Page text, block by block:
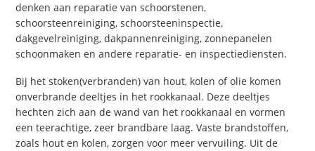
denken aan reparatie van schoorstenen,
schoorsteenreiniging, schoorsteeninspectie,
dakgevelreiniging, dakpannenreiniging, zonnepanelen
schoonmaken en andere reparatie- en inspectiediensten.
Bij het stoken(verbranden) van hout, kolen of olie komen
onverbrande deeltjes in het rookkanaal. Deze deeltjes
hechten zich aan de wand van het rookkanaal en vormen
een teerachtige, zeer brandbare laag. Vaste brandstoffen,
zoals hout en kolen, zorgen voor meer vervuiling. Uit de